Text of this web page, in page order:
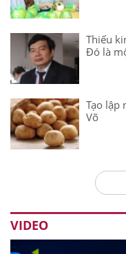
Thiếu
Đó là
Tạo lập
Võ
VIDEO